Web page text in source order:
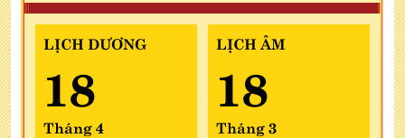
LỊCH DƯƠNG
18
Tháng 4
LỊCH ÂM
18
Tháng 3